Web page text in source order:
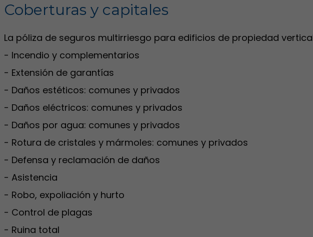
Coberturas y capitales
La póliza de seguros multirriesgo para edificios de propiedad
- Incendio y complementarios
- Extensión de garantías
- Daños estéticos: comunes y privados
- Daños eléctricos: comunes y privados
- Daños por agua: comunes y privados
- Rotura de cristales y mármoles: comunes y privados
- Defensa y reclamación de daños
- Asistencia
- Robo, expoliación y hurto
- Control de plagas
- Ruina total